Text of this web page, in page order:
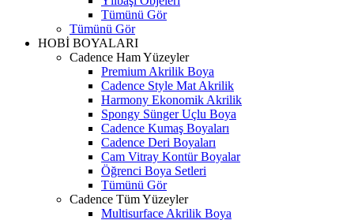
Tümünü Gör
Tümünü Gör
HOBİ BOYALARI
Cadence Ham Yüzeyler
Premium Akrilik Boya
Cadence Style Mat Akrilik
Harmony Ekonomik Akrilik
Spongy Sünger Uçlu Boya
Cadence Kumaş Boyaları
Cadence Deri Boyaları
Cam Vitray Kontür Boyalar
Öğrenci Boya Setleri
Tümünü Gör
Cadence Tüm Yüzeyler
Multisurface Akrilik Boya